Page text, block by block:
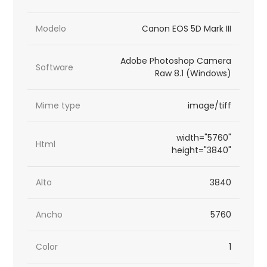
Modelo Canon EOS 5D Mark III
Software
Adobe Photoshop Camera
Raw 8.1 (Windows)
Mime type image/tiff
Html
width="5760"
height="3840"
Alto 3840
Ancho 5760
Color 1